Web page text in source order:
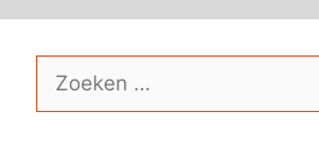
Zoek